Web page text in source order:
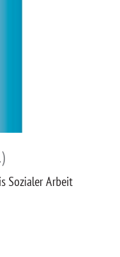
Sozialer Arbeit